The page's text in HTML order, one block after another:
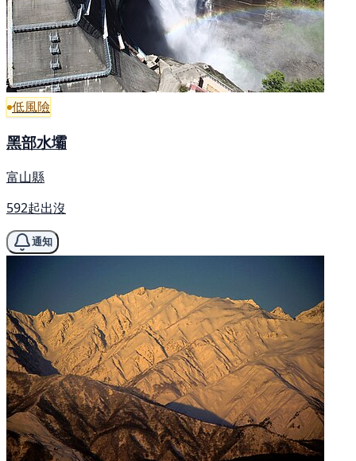
低風險
黑部水壩
富山縣
592起出沒
通知